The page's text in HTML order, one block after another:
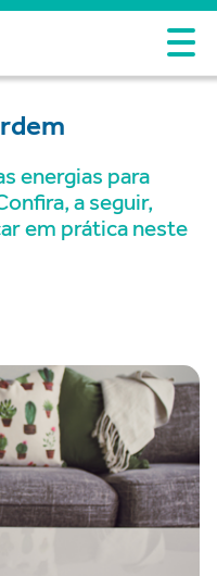
energias para
a seguir,
em prática neste